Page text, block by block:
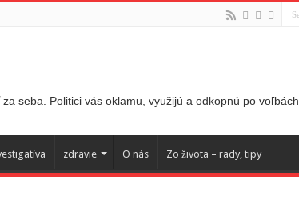
seba. Politici vás oklamu, využijú a odkopnú po voľbách.
zdravie O nás Zo života – rady, tipy